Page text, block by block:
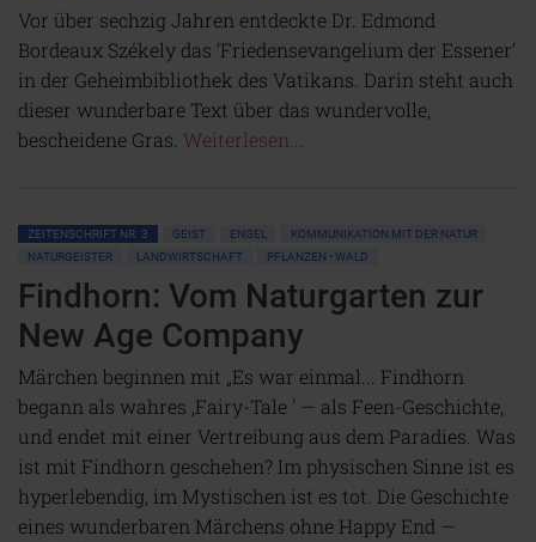
Vor über sechzig Jahren entdeckte Dr. Edmond
Bordeaux Székely das ‘Friedensevangelium der Essener’
in der Geheimbibliothek des Vatikans. Darin steht auch
dieser wunderbare Text über das wundervolle,
bescheidene Gras. Weiterlesen...
ZEITENSCHRIFT NR. 3 GEIST ENGEL
KOMMUNIKATION MIT DER NATUR
NATURGEISTER
LANDWIRTSCHAFT PFLANZEN • WALD
Findhorn: Vom Naturgarten zur
New Age Company
Märchen beginnen mit „Es war einmal... Findhorn
begann als wahres ,Fairy-Tale ' — als Feen-Geschichte,
und endet mit einer Vertreibung aus dem Paradies. Was
ist mit Findhorn geschehen? Im physischen Sinne ist es
hyperlebendig, im Mystischen ist es tot. Die Geschichte
eines wunderbaren Märchens ohne Happy End —